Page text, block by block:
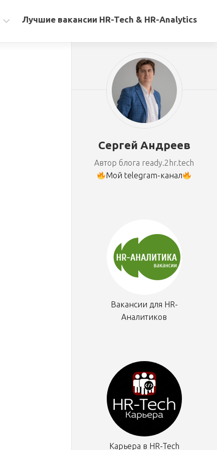
Лучшие вакансии HR-Tech & HR-Analytics
Сергей Андреев
Автор блога ready.2hr.tech
Мой telegram-канал
Вакансии для HR-
Аналитиков
Карьера в HR-Tech